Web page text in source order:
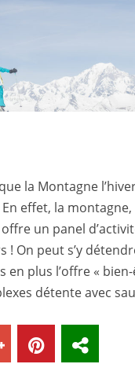
la Montagne
effet, la
un panel
! On peut s’y
en plus l’offre «
détente avec